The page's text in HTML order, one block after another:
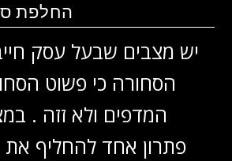
החלפת
יש מצבים שבעל עסק
הסחורה כי פשוט
המדפים ולא זזה .
פתרון אחד להחליף את